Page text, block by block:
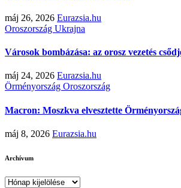
máj 26, 2026 Eurazsia.hu
Oroszország Ukrajna
Városok bombázása: az orosz vezetés
máj 24, 2026 Eurazsia.hu
Örményország Oroszország
Macron: Moszkva elvesztette
máj 8, 2026 Eurazsia.hu
Archívum
Archívum